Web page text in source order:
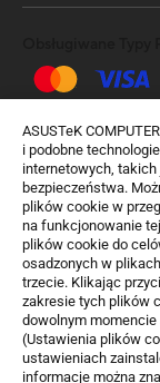
ASUSTeK
i podobne
internetowych,
bezpieczeństwa.
plików cookie w
na funkcjonowanie
plików cookie do
osadzonych w
trzecie. Klikając
zakresie tych plików
dowolnym
(Ustawienia plików
ustawieniach
informacje można
Uzyskaj
Poland / Polski
©ASUSTeK